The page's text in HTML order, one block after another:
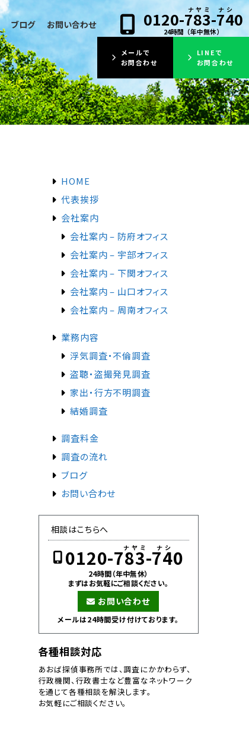
ブログ お問い合わせ 0120-783-740
24時間（年中無休）
メールで
お問合わせ
LINEで
お問合わせ
HOME
代表挨拶
会社案内
会社案内 – 防府オフィス
会社案内 – 宇部オフィス
会社案内 – 下関オフィス
会社案内 – 山口オフィス
会社案内 – 周南オフィス
業務内容
浮気調査・不倫調査
盗聴・盗撮発見調査
家出・行方不明調査
結婚調査
調査料金
調査の流れ
ブログ
お問い合わせ
相談はこちらへ
0120-783-740
24時間（年中無休）
まずはお気軽にご相談ください。
お問い合わせ
メールは24時間受け付けております。
各種相談対応
あおば探偵事務所では、調査にかかわらず、
行政機関、行政書士など豊富なネットワーク
を通じて各種相談を解決します。
お気軽にご相談ください。